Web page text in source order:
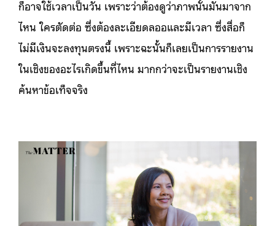
ก็อาจใช้เวลาเป็นวัน เพราะว่าต้องดูว่าภาพนั้นมันมาจาก
ไหน ใครตัดต่อ ซึ่งต้องละเอียดลออและมีเวลา ซึ่งสื่อก็
ไม่มีเงินจะลงทุนตรงนี้ เพราะฉะนั้นก็เลยเป็นการรายงาน
ในเชิงของอะไรเกิดขึ้นที่ไหน มากกว่าจะเป็นรายงานเชิง
ค้นหาข้อเท็จจริง